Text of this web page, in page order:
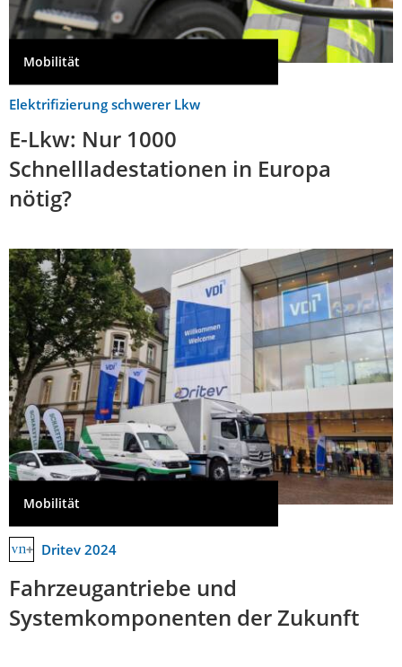
Mobilität
Elektrifizierung schwerer Lkw
E-Lkw: Nur 1000
Schnellladestationen in Europa
nötig?
Mobilität
Dritev 2024
Fahrzeugantriebe und
Systemkomponenten der Zukunft